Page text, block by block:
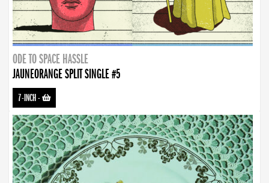
ODE TO SPACE HASSLE
JAUNEORANGE SPLIT SINGLE #5
7-INCH-